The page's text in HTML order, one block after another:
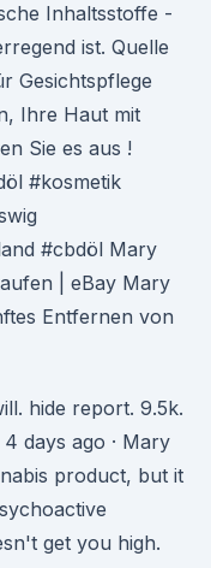
Inhaltsstoffe -
ist. Quelle
Gesichtspflege
Ihre Haut mit
Sie es aus !
#kosmetik
#cbdöl Mary
| eBay Mary
Entfernen von
hide report. 9.5k.
days ago · Mary
product, but it
get you high.